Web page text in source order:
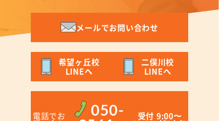
メールでお問い合わせ
希望ヶ丘校
LINEへ
二俣川校
LINEへ
電話でお
050-
受付 9:00〜